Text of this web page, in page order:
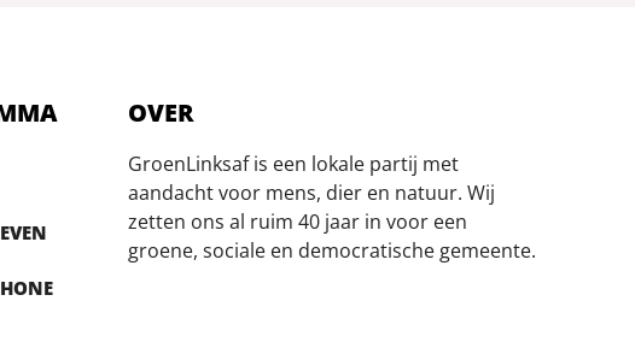
OVER
GroenLinksaf is een lokale partij met
aandacht voor mens, dier en natuur. Wij
zetten ons al ruim 40 jaar in voor een
groene, sociale en democratische gemeente.